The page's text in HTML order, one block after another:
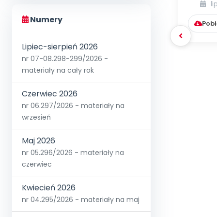
Numery
Lipiec-sierpień 2026
nr 07-08.298-299/2026 -
materiały na cały rok
Czerwiec 2026
nr 06.297/2026 - materiały na
wrzesień
Maj 2026
nr 05.296/2026 - materiały na
czerwiec
Kwiecień 2026
nr 04.295/2026 - materiały na maj